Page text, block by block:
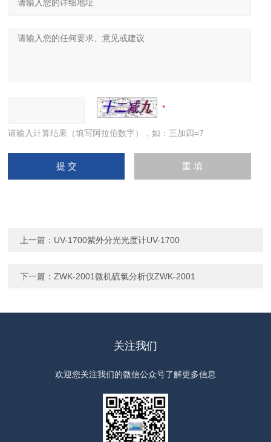
请输入计算结果（填写阿拉伯数字），如：三加四=7
上一篇： UV-1700紫外分光光度计UV-1700
下一篇：ZWK-2001微机硫氯分析仪ZWK-2001
关注我们
欢迎您关注我们的微信公众号了解更多信息